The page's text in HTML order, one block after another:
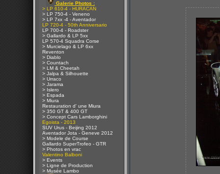
Galerie Photos :
> LP 610-4 - HURACAN
> LP 750-4 - Veneno
> LP 7xx -4 - Aventador
LP 720-4 - 50th Anniversario
LP 700-4 - Roadster
> Gallardo & LP 5xx
LP 570-4 Squadra Corse
> Murcielago & LP 6xx
Reventon
> Diablo
> Countach
> LM & Cheetah
> Jalpa & Silhouette
> Urraco
> Jarama
> Islero
> Espada
> Miura
Restauration d' une Miura
> 350 GT & 400 GT
> Concept Cars Lamborghini
Egoista - 2013
SUV Urus - Beijing 2012
Aventador Jota - Geneve 2012
> Modele de Course
Gallardo SuperTrofeo - GTR
> Photos en vrac
Valentino Balboni
> Events
> Ligne de Production
> Musée Lambo